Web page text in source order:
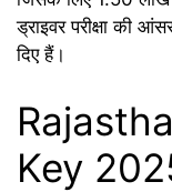
ड्राइवर परीक्षा की
दिए हैं।
Key